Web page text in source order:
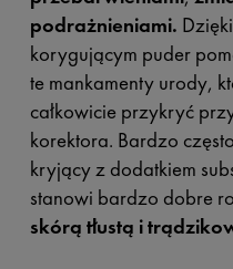
podrażnieniami.
korygującym puder
te mankamenty urody,
całkowicie przykryć
korektora. Bardzo
kryjący z dodatkiem
stanowi bardzo dobre
skórą tłustą i